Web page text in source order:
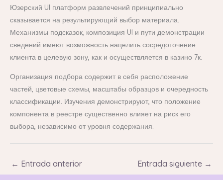
Юзерский UI платформ развлечений принципиально
сказывается на результирующий выбор материала.
Механизмы подсказок, композиция UI и пути демонстрации
сведений имеют возможность нацелить сосредоточение
клиента в целевую зону, как и осуществляется в казино 7к.
Организация подбора содержит в себя расположение
частей, цветовые схемы, масштабы образцов и очередность
классификации. Изучения демонстрируют, что положение
компонента в реестре существенно влияет на риск его
выбора, независимо от уровня содержания.
← Entrada anterior Entrada siguiente →